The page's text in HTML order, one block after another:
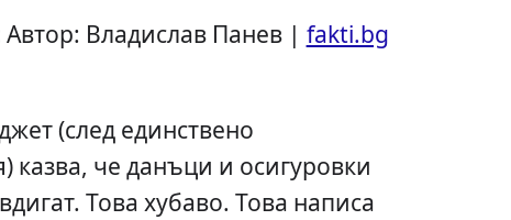
Автор: Владислав Панев | fakti.bg
(след единствено
казва, че данъци и осигуровки
Това хубаво. Това написа